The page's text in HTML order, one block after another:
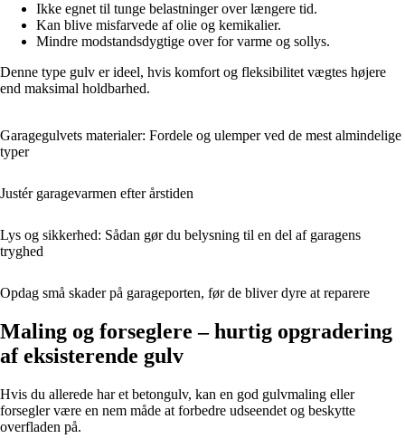
Ikke egnet til tunge belastninger over længere tid.
Kan blive misfarvede af olie og kemikalier.
Mindre modstandsdygtige over for varme og sollys.
Denne type gulv er ideel, hvis komfort og fleksibilitet vægtes højere
end maksimal holdbarhed.
Garagegulvets materialer: Fordele og ulemper ved de mest almindelige
typer
Justér garagevarmen efter årstiden
Lys og sikkerhed: Sådan gør du belysning til en del af garagens
tryghed
Opdag små skader på garageporten, før de bliver dyre at reparere
Maling og forseglere – hurtig opgradering
af eksisterende gulv
Hvis du allerede har et betongulv, kan en god gulvmaling eller
forsegler være en nem måde at forbedre udseendet og beskytte
overfladen på.